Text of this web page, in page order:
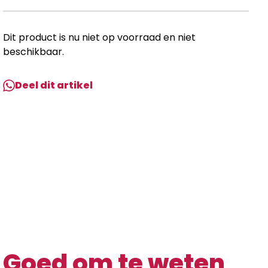
Dit product is nu niet op voorraad en niet
beschikbaar.
Deel dit artikel